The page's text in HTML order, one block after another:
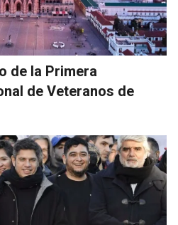
de la Primera
de Veteranos de